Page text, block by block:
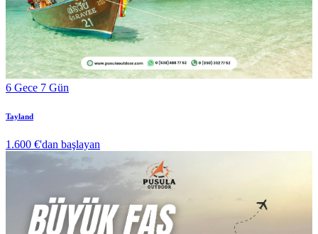
6 Gece 7 Gün
Tayland
1.600 €'dan başlayan